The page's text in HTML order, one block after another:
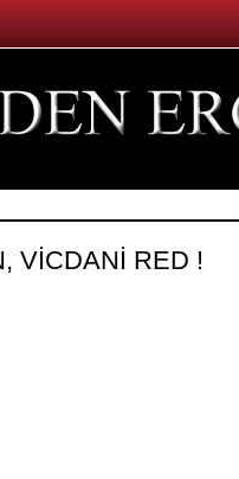
VİCDANİ RED !